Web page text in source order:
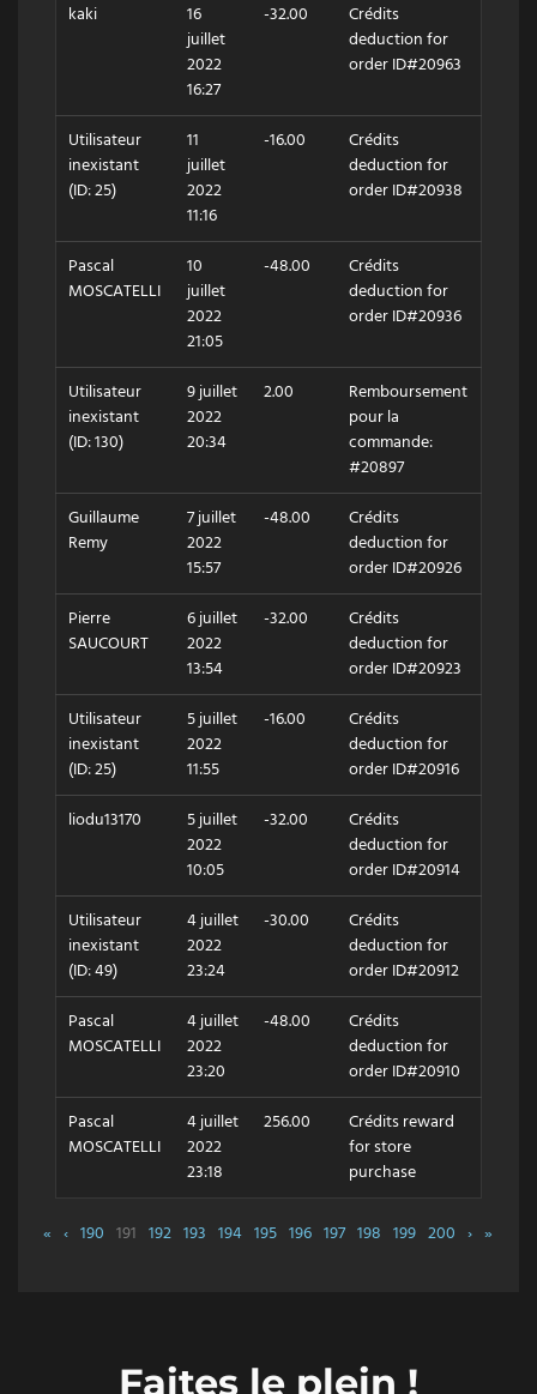
kaki
16
juillet
2022
16:27
-32.00
Crédits
deduction for
order ID#20963
Utilisateur
inexistant
(ID: 25)
11
juillet
2022
11:16
-16.00
Crédits
deduction for
order ID#20938
Pascal
MOSCATELLI
10
juillet
2022
21:05
-48.00
Crédits
deduction for
order ID#20936
Utilisateur
inexistant
(ID: 130)
9 juillet
2022
20:34
2.00
Remboursement
pour la
commande:
#20897
Guillaume
Remy
7 juillet
2022
15:57
-48.00
Crédits
deduction for
order ID#20926
Pierre
SAUCOURT
6 juillet
2022
13:54
-32.00
Crédits
deduction for
order ID#20923
Utilisateur
inexistant
(ID: 25)
5 juillet
2022
11:55
-16.00
Crédits
deduction for
order ID#20916
liodu13170
5 juillet
2022
10:05
-32.00
Crédits
deduction for
order ID#20914
Utilisateur
inexistant
(ID: 49)
4 juillet
2022
23:24
-30.00
Crédits
deduction for
order ID#20912
Pascal
MOSCATELLI
4 juillet
2022
23:20
-48.00
Crédits
deduction for
order ID#20910
Pascal
MOSCATELLI
4 juillet
2022
23:18
256.00
Crédits reward
for store
purchase
« ‹ 190 191 192 193 194 195 196 197 198 199 200 › »
Faites le plein !